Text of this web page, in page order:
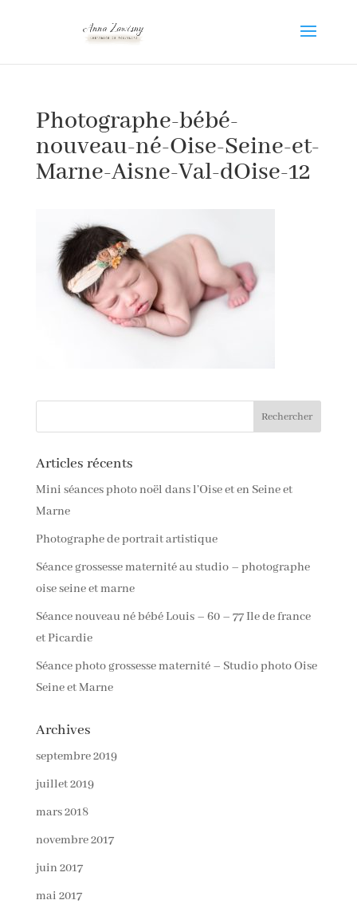
Photographe-bébé-
nouveau-né-Oise-Seine-et-
Marne-Aisne-Val-dOise-12
Articles récents
Mini séances photo noël dans l’Oise et en Seine et
Marne
Photographe de portrait artistique
Séance grossesse maternité au studio – photographe
oise seine et marne
Séance nouveau né bébé Louis – 60 – 77 Ile de france
et Picardie
Séance photo grossesse maternité – Studio photo Oise
Seine et Marne
Archives
septembre 2019
juillet 2019
mars 2018
novembre 2017
juin 2017
mai 2017